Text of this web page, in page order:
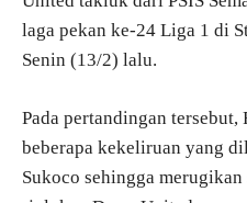
laga pekan ke-24 Liga 1 di
Senin (13/2) lalu.
Pada pertandingan
beberapa kekeliruan yang
Sukoco sehingga